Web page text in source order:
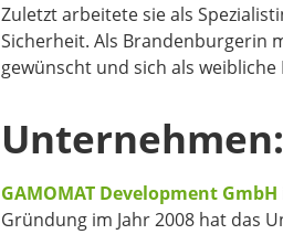
Zuletzt arbeitete sie als
Sicherheit. Als Brandenburgerin
gewünscht und sich als
Unternehmen:
GAMOMAT Development GmbH
Gründung im Jahr 2008 hat das